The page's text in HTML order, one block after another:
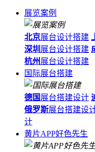
展览案例
北京展台设计搭建
深圳 展台设计搭建
杭州展台设计搭建
国际展台搭建
德国 展台搭建设计
俄罗斯展台搭建设
计
黄片APP好色先生